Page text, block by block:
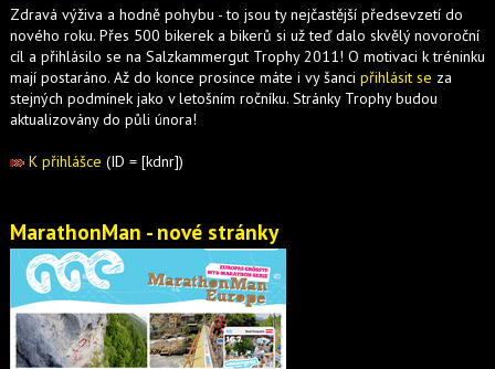
Zdravá výživa a hodně pohybu - to jsou ty nejčastější předsevzetí do
nového roku. Přes 500 bikerek a bikerů si už teď dalo skvělý novoroční
cíl a přihlásilo se na Salzkammergut Trophy 2011! O motivaci k tréninku
mají postaráno. Až do konce prosince máte i vy šanci přihlásit se za
stejných podmínek jako v letošním ročníku. Stránky Trophy budou
aktualizovány do půli února!
K přihlášce (ID = [kdnr])
MarathonMan - nové stránky